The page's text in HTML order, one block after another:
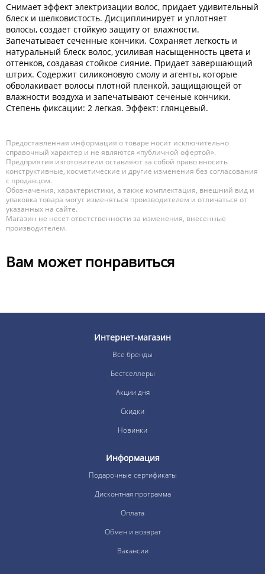
Снимает эффект электризации волос, придает удивительный
блеск и шелковистость. Дисциплинирует и уплотняет
волосы, создает стойкую защиту от влажности.
Запечатывает сеченные кончики. Сохраняет легкость и
натуральный блеск волос, усиливая насыщенность цвета и
оттенков, создавая стойкое сияние. Придает завершающий
штрих. Содержит силиконовую смолу и агенты, которые
обволакивает волосы плотной пленкой, защищающей от
влажности воздуха и запечатывают сеченые кончики.
Степень фиксации: 2 легкая. Эффект: глянцевый.
Предоставленная информация о товаре носит исключительно
справочный характер и не являются «публичной офертой».
Предприятия изготовители оставляют за собой право вносить
конструктивные, косметические и другие изменения без согласования
с продавцом.
Обозначения, характеристики, а также комплектация, внешний вид и
упаковка товара могут изменяться производителем и отличаться от
указанных на сайте.
Магазин не несет ответственности за изменения, внесенные
производителем.
Вам может понравиться
Интернет-магазин
Все бренды
Бестселлеры
Акции дня
Скидки
Новинки
Информация
Подарочные сертификаты
Дисконтная программа
Оплата
Обмен и возврат
Вакансии